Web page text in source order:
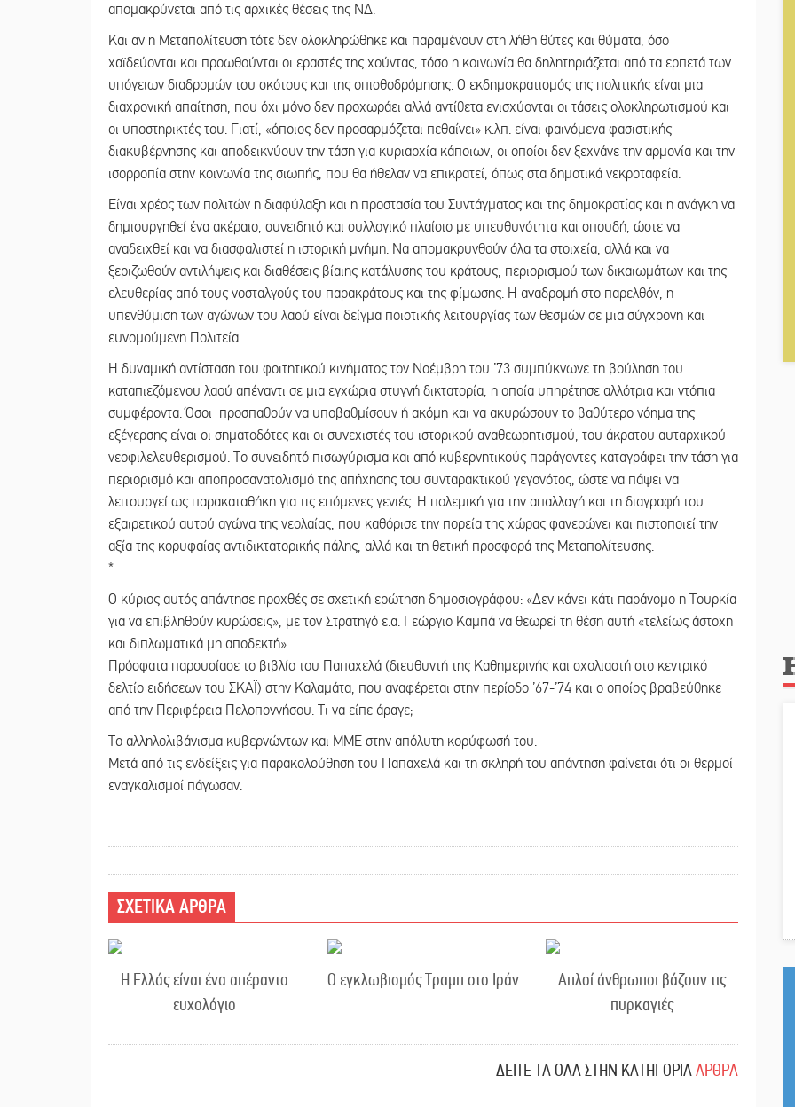
απομακρύνεται από τις αρχικές θέσεις της ΝΔ.
Και αν η Μεταπολίτευση τότε δεν ολοκληρώθηκε και παραμένουν στη λήθη θύτες και θύματα, όσο
χαϊδεύονται και προωθούνται οι εραστές της χούντας, τόσο η κοινωνία θα δηλητηριάζεται από τα ερπετά των
υπόγειων διαδρομών του σκότους και της οπισθοδρόμησης. Ο εκδημοκρατισμός της πολιτικής είναι μια
διαχρονική απαίτηση, που όχι μόνο δεν προχωράει αλλά αντίθετα ενισχύονται οι τάσεις ολοκληρωτισμού και
οι υποστηρικτές του. Γιατί, «όποιος δεν προσαρμόζεται πεθαίνει» κ.λπ. είναι φαινόμενα φασιστικής
διακυβέρνησης και αποδεικνύουν την τάση για κυριαρχία κάποιων, οι οποίοι δεν ξεχνάνε την αρμονία και την
ισορροπία στην κοινωνία της σιωπής, που θα ήθελαν να επικρατεί, όπως στα δημοτικά νεκροταφεία.
Είναι χρέος των πολιτών η διαφύλαξη και η προστασία του Συντάγματος και της δημοκρατίας και η ανάγκη να
δημιουργηθεί ένα ακέραιο, συνειδητό και συλλογικό πλαίσιο με υπευθυνότητα και σπουδή, ώστε να
αναδειχθεί και να διασφαλιστεί η ιστορική μνήμη. Να απομακρυνθούν όλα τα στοιχεία, αλλά και να
ξεριζωθούν αντιλήψεις και διαθέσεις βίαιης κατάλυσης του κράτους, περιορισμού των δικαιωμάτων και της
ελευθερίας από τους νοσταλγούς του παρακράτους και της φίμωσης. Η αναδρομή στο παρελθόν, η
υπενθύμιση των αγώνων του λαού είναι δείγμα ποιοτικής λειτουργίας των θεσμών σε μια σύγχρονη και
ευνομούμενη Πολιτεία.
Η δυναμική αντίσταση του φοιτητικού κινήματος τον Νοέμβρη του ’73 συμπύκνωνε τη βούληση του
καταπιεζόμενου λαού απέναντι σε μια εγχώρια στυγνή δικτατορία, η οποία υπηρέτησε αλλότρια και ντόπια
συμφέροντα. Όσοι προσπαθούν να υποβαθμίσουν ή ακόμη και να ακυρώσουν το βαθύτερο νόημα της
εξέγερσης είναι οι σηματοδότες και οι συνεχιστές του ιστορικού αναθεωρητισμού, του άκρατου αυταρχικού
νεοφιλελευθερισμού. Το συνειδητό πισωγύρισμα και από κυβερνητικούς παράγοντες καταγράφει την τάση για
περιορισμό και αποπροσανατολισμό της απήχησης του συνταρακτικού γεγονότος, ώστε να πάψει να
λειτουργεί ως παρακαταθήκη για τις επόμενες γενιές. Η πολεμική για την απαλλαγή και τη διαγραφή του
εξαιρετικού αυτού αγώνα της νεολαίας, που καθόρισε την πορεία της χώρας φανερώνει και πιστοποιεί την
αξία της κορυφαίας αντιδικτατορικής πάλης, αλλά και τη θετική προσφορά της Μεταπολίτευσης.
*
Ο κύριος αυτός απάντησε προχθές σε σχετική ερώτηση δημοσιογράφου: «Δεν κάνει κάτι παράνομο η Τουρκία
για να επιβληθούν κυρώσεις», με τον Στρατηγό ε.α. Γεώργιο Καμπά να θεωρεί τη θέση αυτή «τελείως άστοχη
και διπλωματικά μη αποδεκτή».
Πρόσφατα παρουσίασε το βιβλίο του Παπαχελά (διευθυντή της Καθημερινής και σχολιαστή στο κεντρικό
δελτίο ειδήσεων του ΣΚΑΪ) στην Καλαμάτα, που αναφέρεται στην περίοδο ’67-’74 και ο οποίος βραβεύθηκε
από την Περιφέρεια Πελοποννήσου. Τι να είπε άραγε;
Το αλληλολιβάνισμα κυβερνώντων και ΜΜΕ στην απόλυτη κορύφωσή του.
Μετά από τις ενδείξεις για παρακολούθηση του Παπαχελά και τη σκληρή του απάντηση φαίνεται ότι οι θερμοί
εναγκαλισμοί πάγωσαν.
ΣΧΕΤΙΚΑ ΑΡΘΡΑ
Η Ελλάς είναι ένα απέραντο
ευχολόγιο
Ο εγκλωβισμός Τραμπ στο Ιράν
Απλοί άνθρωποι βάζουν τις
πυρκαγιές
ΔΕΙΤΕ ΤΑ ΟΛΑ ΣΤΗΝ ΚΑΤΗΓΟΡΙΑΑΡΘΡΑ